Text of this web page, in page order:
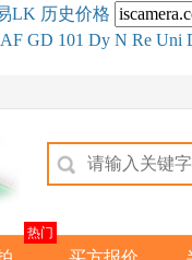
LK 历史价格
AF GD 101 Dy N Re Uni